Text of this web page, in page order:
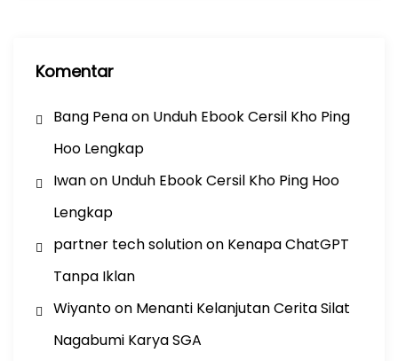
Komentar
Bang Penaon Unduh Ebook Cersil Kho Ping
Hoo Lengkap
Iwanon Unduh Ebook Cersil Kho Ping Hoo
Lengkap
partner tech solutionon Kenapa ChatGPT
Tanpa Iklan
Wiyantoon Menanti Kelanjutan Cerita Silat
Nagabumi Karya SGA